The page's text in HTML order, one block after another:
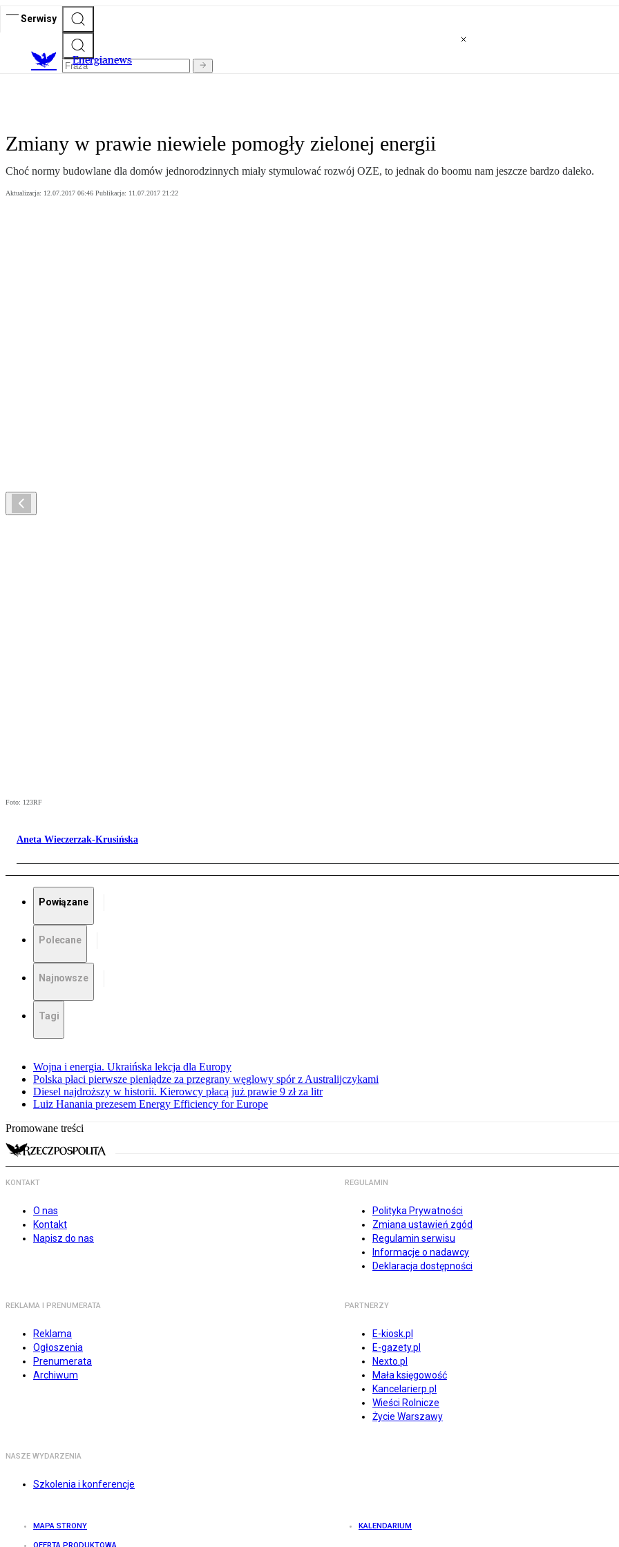
Serwisy
Energianews
Zmiany w prawie niewiele pomogły zielonej energii
Choć normy budowlane dla domów jednorodzinnych miały stymulować rozwój OZE, to jednak do boomu nam jeszcze bardzo daleko.
Aktualizacja: 12.07.2017 06:46 Publikacja: 11.07.2017 21:22
Foto: 123RF
Aneta Wieczerzak-Krusińska
Powiązane
Polecane
Najnowsze
Tagi
Wojna i energia. Ukraińska lekcja dla Europy
Polska płaci pierwsze pieniądze za przegrany węglowy spór z Australijczykami
Diesel najdroższy w historii. Kierowcy płacą już prawie 9 zł za litr
Luiz Hanania prezesem Energy Efficiency for Europe
Promowane treści
KONTAKT
O nas
Kontakt
Napisz do nas
REGULAMIN
Polityka Prywatności
Zmiana ustawień zgód
Regulamin serwisu
Informacje o nadawcy
Deklaracja dostępności
REKLAMA I PRENUMERATA
Reklama
Ogłoszenia
Prenumerata
Archiwum
PARTNERZY
E-kiosk.pl
E-gazety.pl
Nexto.pl
Mała księgowość
Kancelarierp.pl
Wieści Rolnicze
Życie Warszawy
NASZE WYDARZENIA
Szkolenia i konferencje
MAPA STRONY KALENDARIUM